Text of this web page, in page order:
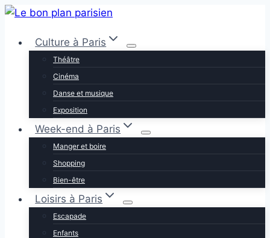
Aller
contenuCulture à Paris
Théâtre
Cinéma
Danse et musique
Exposition
Week-end à Paris
Manger et boire
Shopping
Bien-être
Loisirs à Paris
Escapade
Enfants